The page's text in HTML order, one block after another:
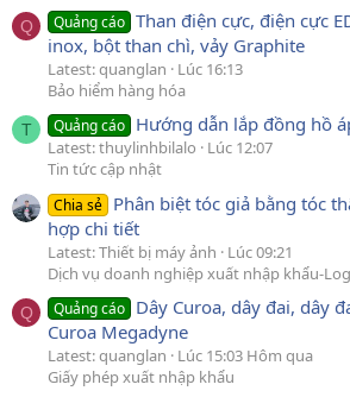
Q Quảng cáo Than điện cực, điện cực
inox, bột than chì, vảy Graphite
Latest: quanglan
Lúc 16:13
Bảo hiểm hàng hóa
T Quảng cáo Hướng dẫn lắp đồng hồ
Latest: thuylinhbilalo
Lúc 12:07
Tin tức cập nhật
Chia sẻ Phân biệt tóc giả bằng tóc
hợp chi tiết
Latest: Thiết bị máy ảnh
Lúc 09:21
Dịch vụ doanh nghiệp xuất nhập khẩu-
Q Quảng cáo Dây Curoa, dây đai, dây
Curoa Megadyne
Latest: quanglan
Lúc 15:03 Hôm qua
Giấy phép xuất nhập khẩu